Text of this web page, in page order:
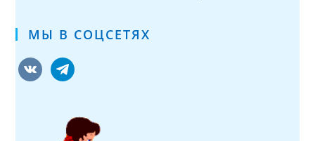
МЫ В СОЦСЕТЯХ
vkontaktetelegram